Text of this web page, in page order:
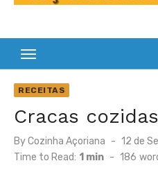
RECEITAS
Cracas cozidas
ByCozinha Açoriana
Posted
on
12 de
Time to Read: 1 min - 186